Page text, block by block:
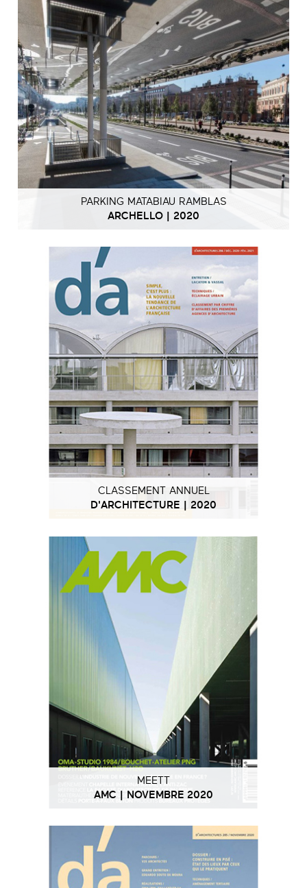
PARKING MATABIAU RAMBLAS
ARCHELLO | 2020
CLASSEMENT ANNUEL
D'ARCHITECTURE | 2020
MEETT
AMC | NOVEMBRE 2020